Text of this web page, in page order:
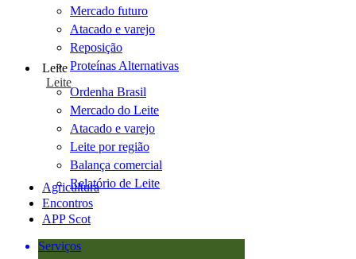
Mercado futuro
Atacado e varejo
Reposição
Proteínas Alternativas
Leite
Leite
Ordenha Brasil
Mercado do Leite
Atacado e varejo
Leite por região
Balança comercial
Relatório de Leite
Agricultura
Encontros
APP Scot
Serviços